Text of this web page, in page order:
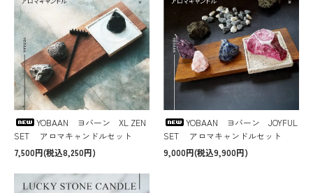
YOBAAN ヨバーン XL ZEN
SET アロマキャンドルセット
7,500円(税込8,250円)
YOBAAN ヨバーン JOYFUL
SET アロマキャンドルセット
9,000円(税込9,900円)